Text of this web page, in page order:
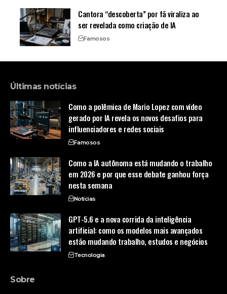
Cantora “descoberta” por fã viraliza ao
ser revelada como criação de IA
Famosos
Últimas notícias
Como a polêmica de Mario Lopez com vídeo
gerado por IA revela os novos desafios para
influenciadores e redes sociais
Famosos
Como a IA autônoma está mudando o trabalho
em 2026 e por que esse debate ganhou força
nesta semana
Notícias
GPT-5.6 e a nova corrida da inteligência
artificial: como os modelos mais avançados
estão mudando trabalho, estudos e negócios
Tecnologia
Sobre